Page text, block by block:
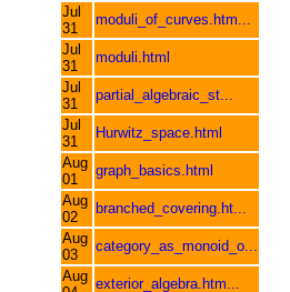
Jul
31
moduli_of_curves.htm...
Jul
31
moduli.html
Jul
31
partial_algebraic_st...
Jul
31
Hurwitz_space.html
Aug
01
graph_basics.html
Aug
02
branched_covering.ht...
Aug
03
category_as_monoid_o...
Aug exterior_algebra.htm...